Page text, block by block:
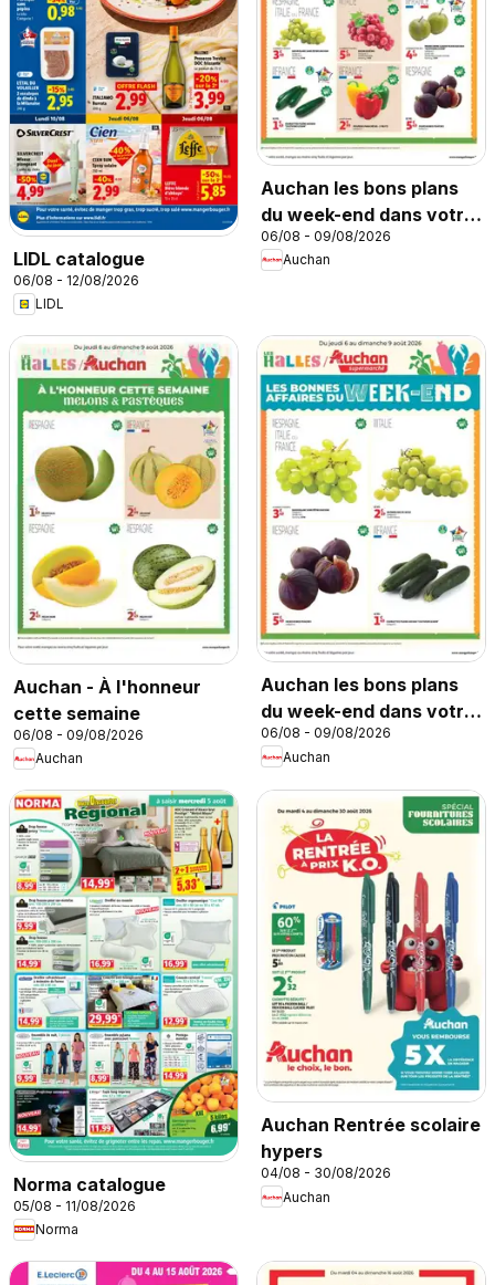
LIDL catalogue
06/08 - 12/08/2026
LIDL
Auchan les bons plans
du week-end dans votre
hyper
06/08 - 09/08/2026
Auchan
Auchan - À l'honneur
cette semaine
06/08 - 09/08/2026
Auchan
Auchan les bons plans
du week-end dans votre
super
06/08 - 09/08/2026
Auchan
Norma catalogue
05/08 - 11/08/2026
Norma
Auchan Rentrée scolaire
hypers
04/08 - 30/08/2026
Auchan